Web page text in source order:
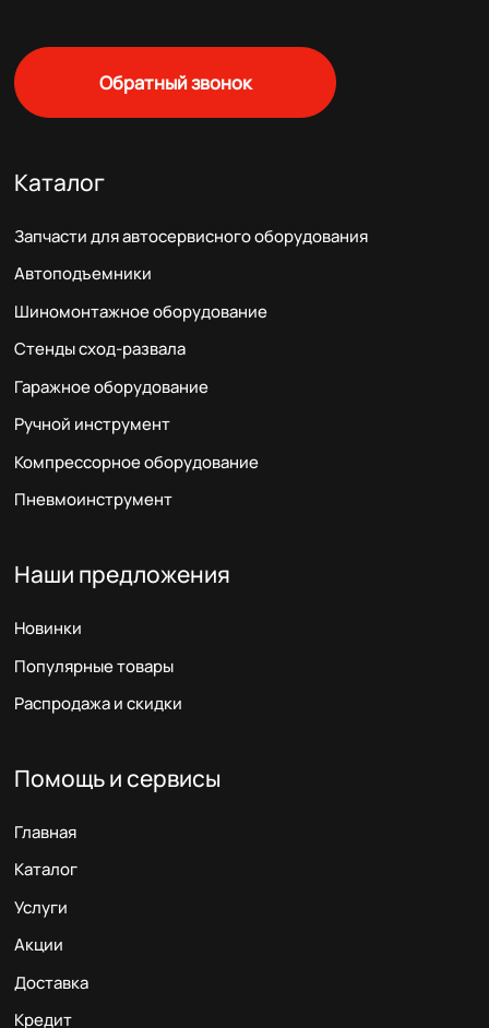
Обратный звонок
Каталог
Запчасти для автосервисного оборудования
Автоподъемники
Шиномонтажное оборудование
Стенды сход-развала
Гаражное оборудование
Ручной инструмент
Компрессорное оборудование
Пневмоинструмент
Наши предложения
Новинки
Популярные товары
Распродажа и скидки
Помощь и сервисы
Главная
Каталог
Услуги
Акции
Доставка
Кредит